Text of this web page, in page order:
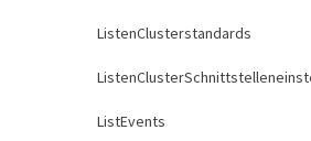
ListenClusterstandards
ListEvents